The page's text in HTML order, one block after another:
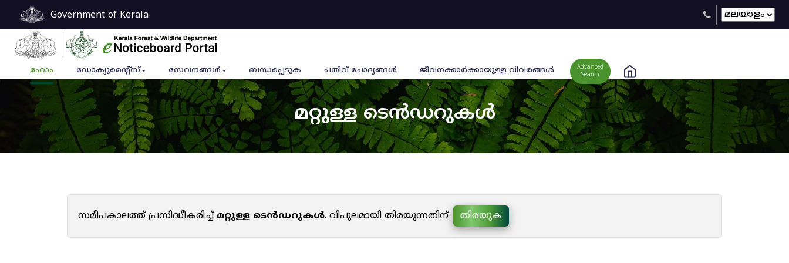
Government of Kerala
ഹോം ഡോക്യുമെൻ്റ്സ് സേവനങ്ങൾ ബന്ധപ്പെടുക പതിവ് ചോദ്യങ്ങൾ ജീവനക്കാര്‍ക്കായുള്ള വിവരങ്ങള്‍
Advanced
Search
മറ്റുള്ള ടെൻഡറുകൾ
സമീപകാലത്ത് പ്രസിദ്ധീകരിച്ച്മറ്റുള്ള ടെൻഡറുകൾ. വിപുലമായി തിരയുന്നതിന് തിരയുക